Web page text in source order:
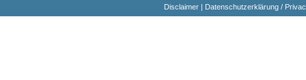
Disclaimer| Datenschutzerklärung /